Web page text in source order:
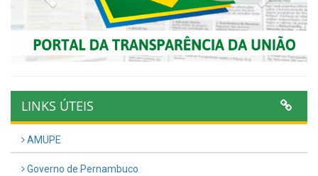
LINKS ÚTEIS
AMUPE
Governo de Pernambuco